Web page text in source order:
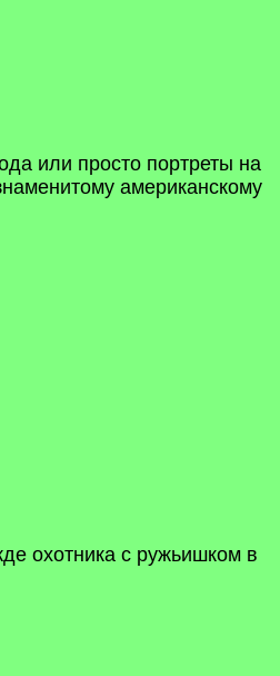
или просто портреты на
американскому
охотника с ружьишком в